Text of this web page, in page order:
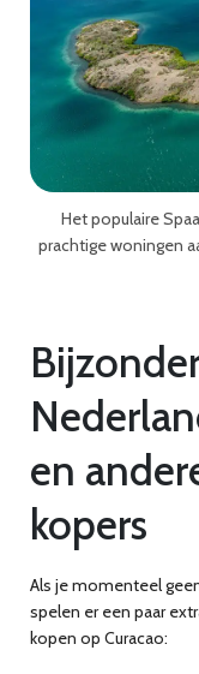
Het populaire
prachtige woningen
en
kopers
Als je momenteel
spelen er een paar
kopen op Curacao: